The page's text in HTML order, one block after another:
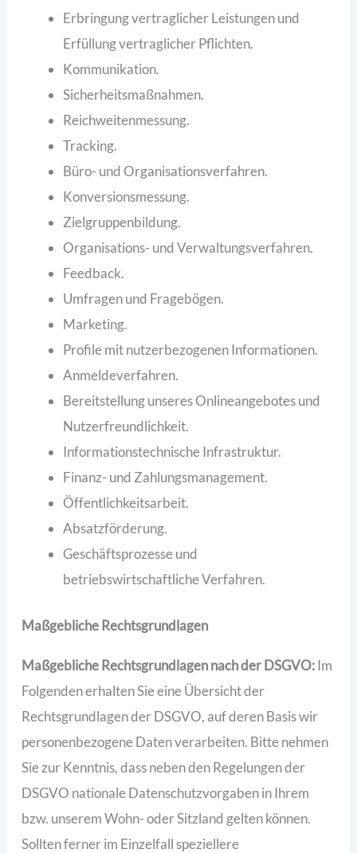
Erbringung vertraglicher Leistungen und
Erfüllung vertraglicher Pflichten.
Kommunikation.
Sicherheitsmaßnahmen.
Reichweitenmessung.
Tracking.
Büro- und Organisationsverfahren.
Konversionsmessung.
Zielgruppenbildung.
Organisations- und Verwaltungsverfahren.
Feedback.
Umfragen und Fragebögen.
Marketing.
Profile mit nutzerbezogenen Informationen.
Anmeldeverfahren.
Bereitstellung unseres Onlineangebotes und
Nutzerfreundlichkeit.
Informationstechnische Infrastruktur.
Finanz- und Zahlungsmanagement.
Öffentlichkeitsarbeit.
Absatzförderung.
Geschäftsprozesse und
betriebswirtschaftliche Verfahren.
Maßgebliche Rechtsgrundlagen
Maßgebliche Rechtsgrundlagen nach der DSGVO:Im
Folgenden erhalten Sie eine Übersicht der
Rechtsgrundlagen der DSGVO, auf deren Basis wir
personenbezogene Daten verarbeiten. Bitte nehmen
Sie zur Kenntnis, dass neben den Regelungen der
DSGVO nationale Datenschutzvorgaben in Ihrem
bzw. unserem Wohn- oder Sitzland gelten können.
Sollten ferner im Einzelfall speziellere